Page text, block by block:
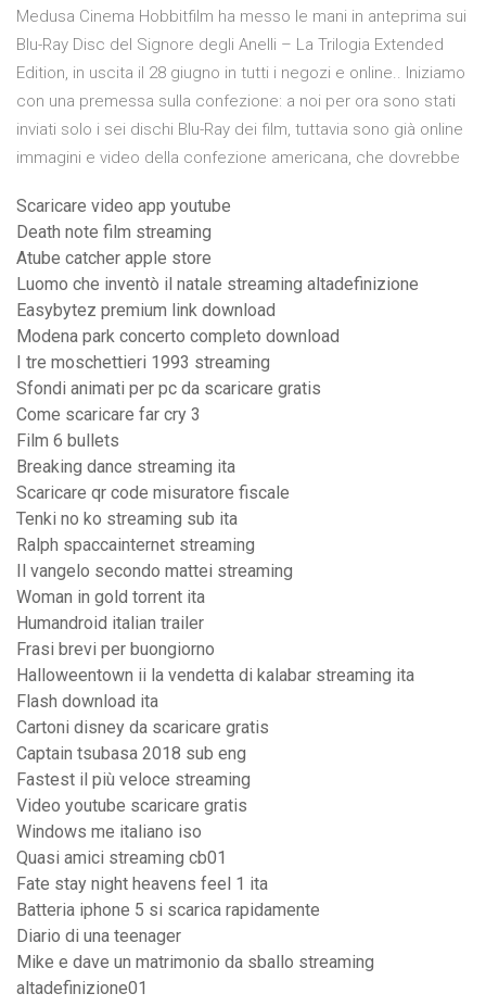
Medusa Cinema Hobbitfilm ha messo le mani in anteprima sui
Blu-Ray Disc del Signore degli Anelli – La Trilogia Extended
Edition, in uscita il 28 giugno in tutti i negozi e online.. Iniziamo
con una premessa sulla confezione: a noi per ora sono stati
inviati solo i sei dischi Blu-Ray dei film, tuttavia sono già online
immagini e video della confezione americana, che dovrebbe
Scaricare video app youtube
Death note film streaming
Atube catcher apple store
Luomo che inventò il natale streaming altadefinizione
Easybytez premium link download
Modena park concerto completo download
I tre moschettieri 1993 streaming
Sfondi animati per pc da scaricare gratis
Come scaricare far cry 3
Film 6 bullets
Breaking dance streaming ita
Scaricare qr code misuratore fiscale
Tenki no ko streaming sub ita
Ralph spaccainternet streaming
Il vangelo secondo mattei streaming
Woman in gold torrent ita
Humandroid italian trailer
Frasi brevi per buongiorno
Halloweentown ii la vendetta di kalabar streaming ita
Flash download ita
Cartoni disney da scaricare gratis
Captain tsubasa 2018 sub eng
Fastest il più veloce streaming
Video youtube scaricare gratis
Windows me italiano iso
Quasi amici streaming cb01
Fate stay night heavens feel 1 ita
Batteria iphone 5 si scarica rapidamente
Diario di una teenager
Mike e dave un matrimonio da sballo streaming
altadefinizione01